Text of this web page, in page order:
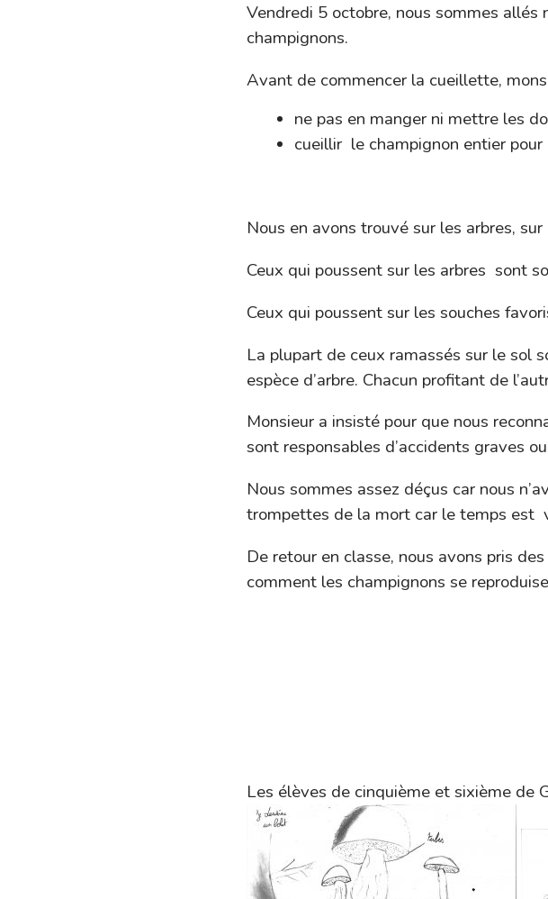
Vendredi 5 octobre, nous sommes
champignons.
Avant de commencer la cueillette,
ne pas en manger ni mettre les
cueillir le champignon entier
Nous en avons trouvé sur les arbres,
Ceux qui poussent sur les arbres sont
Ceux qui poussent sur les souches
La plupart de ceux ramassés sur le sol
espèce d’arbre. Chacun profitant de
Monsieur a insisté pour que nous
sont responsables d’accidents graves
Nous sommes assez déçus car nous
trompettes de la mort car le temps est
De retour en classe, nous avons pris
comment les champignons se
Les élèves de cinquième et sixième de